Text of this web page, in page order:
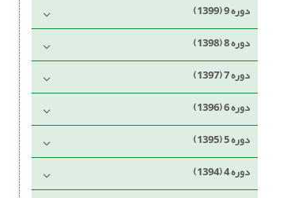
دوره 9 (1399)
دوره 8 (1398)
دوره 7 (1397)
دوره 6 (1396)
دوره 5 (1395)
دوره 4 (1394)